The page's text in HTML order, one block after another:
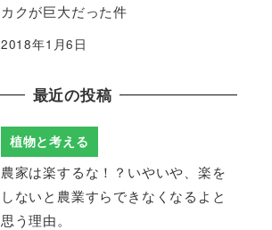
カクが巨大だった件
2018年1月6日
最近の投稿
植物と考える
農家は楽するな！？いやいや、楽を
しないと農業すらできなくなるよと
思う理由。